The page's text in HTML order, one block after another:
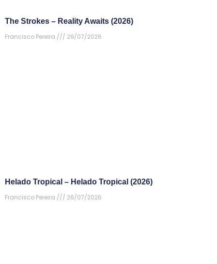
The Strokes – Reality Awaits (2026)
Francisco Pereira
29/07/2026
Helado Tropical – Helado Tropical (2026)
Francisco Pereira
26/07/2026